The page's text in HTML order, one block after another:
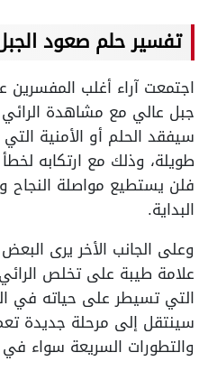
تفسير حلم صعود
اجتمعت آراء أغلب
جبل عالي مع مشاهدة الرائي
سيفقد الحلم أو الأمنية
طويلة، وذلك مع ارتكابه
فلن يستطيع مواصلة النجاح
البداية.
وعلى الجانب الأخر يرى
علامة طيبة على تخلص
التي تسيطر على حياته في
سينتقل إلى مرحلة جديدة تعم
والتطورات السريعة سواء